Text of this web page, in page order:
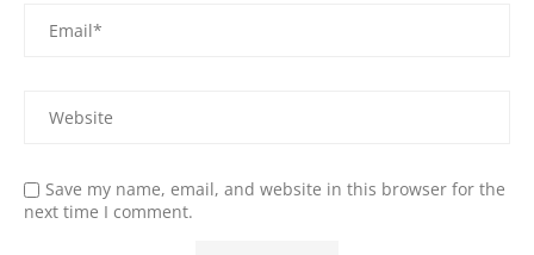
Save my name, email, and website in this browser for the
next time I comment.